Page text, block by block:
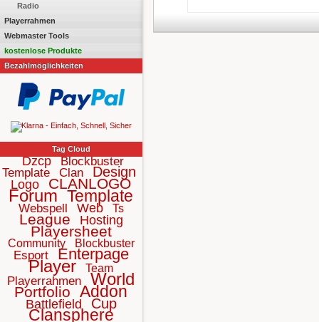
Radio
Playerrahmen
Webmaster Tools
kostenlose Produkte
Bezahlmöglichkeiten
Tag Cloud
Dzcp
Blockbuster
Template
Clan Design
Logo CLANLOGO
Forum Template
Webspell Web Ts
League Hosting
Playersheet
Community Blockbuster
Esport Enterpage
Player Team
Playerrahmen World
Portfolio Addon
Battlefield Cup
Clansphere